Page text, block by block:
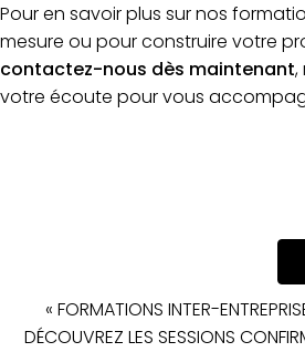
Pour en savoir plus sur nos
mesure ou pour construire votre
contactez-nous dès maintenant,
votre écoute pour vous
« FORMATIONS INTER-
DÉCOUVREZ LES SESSIONS